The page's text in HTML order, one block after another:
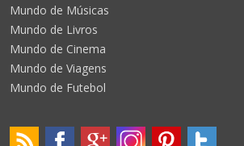
Mundo de Músicas
Mundo de Livros
Mundo de Cinema
Mundo de Viagens
Mundo de Futebol